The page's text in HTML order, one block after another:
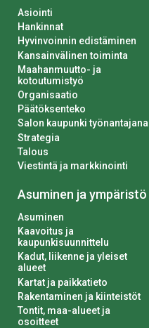
Asiointi
Hankinnat
Hyvinvoinnin edistäminen
Kansainvälinen toiminta
Maahanmuutto- ja
kotoutumistyö
Organisaatio
Päätöksenteko
Salon kaupunki työnantajana
Strategia
Talous
Viestintä ja markkinointi
Asuminen ja ympäristö
Asuminen
Kaavoitus ja
kaupunkisuunnittelu
Kadut, liikenne ja yleiset
alueet
Kartat ja paikkatieto
Rakentaminen ja kiinteistöt
Tontit, maa-alueet ja
osoitteet